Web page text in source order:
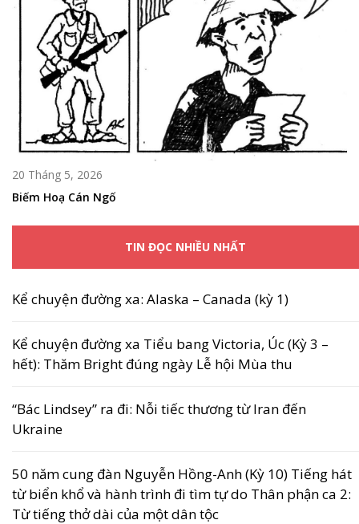
20 Tháng 5, 2026
Biếm Hoạ Cán Ngố
TIN ĐỌC NHIỀU NHẤT
Kể chuyện đường xa: Alaska – Canada (kỳ 1)
Kể chuyện đường xa Tiểu bang Victoria, Úc (Kỳ 3 –
hết): Thăm Bright đúng ngày Lễ hội Mùa thu
“Bác Lindsey” ra đi: Nỗi tiếc thương từ Iran đến
Ukraine
50 năm cung đàn Nguyễn Hồng-Anh (Kỳ 10) Tiếng hát
từ biển khổ và hành trình đi tìm tự do Thân phận ca 2:
Từ tiếng thở dài của một dân tộc